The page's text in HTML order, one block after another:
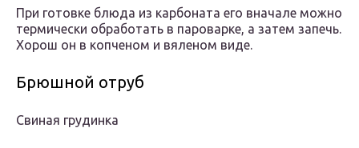
При готовке блюда из карбоната его вначале можно
термически обработать в пароварке, а затем запечь.
Хорош он в копченом и вяленом виде.
Брюшной отруб
Свиная грудинка